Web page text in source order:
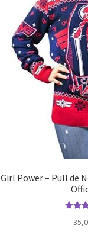
Girl Power – Pull de
5